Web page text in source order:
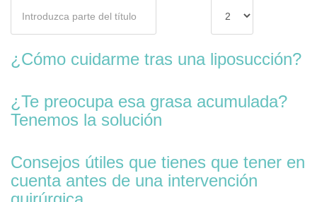
¿Cómo cuidarme tras una liposucción?
¿Te preocupa esa grasa acumulada?
Tenemos la solución
Consejos útiles que tienes que tener en
cuenta antes de una intervención